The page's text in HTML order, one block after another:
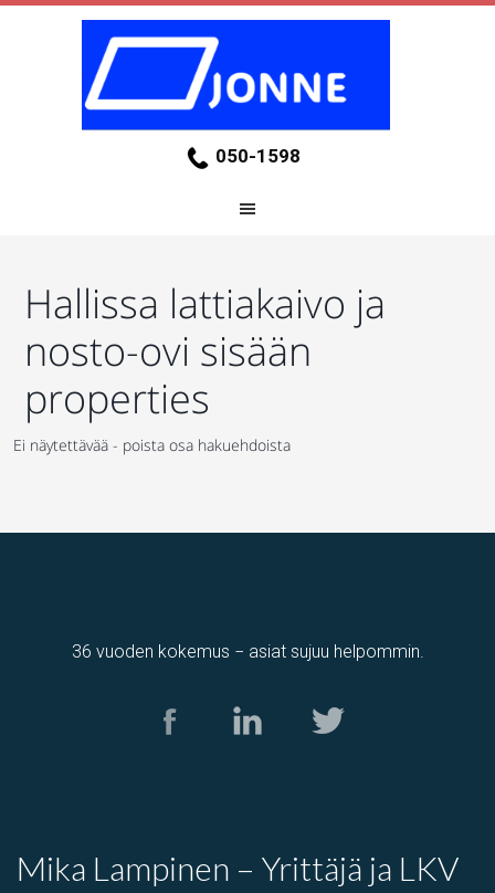
050-1598
Hallissa lattiakaivo ja
nosto-ovi sisään
properties
Ei näytettävää - poista osa hakuehdoista
36 vuoden kokemus − asiat sujuu helpommin.
Mika Lampinen – Yrittäjä ja LKV